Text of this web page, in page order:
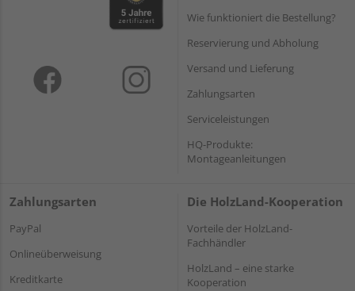
Wie funktioniert die Bestellung?
Reservierung und Abholung
Versand und Lieferung
Zahlungsarten
Serviceleistungen
HQ-Produkte:
Montageanleitungen
Zahlungsarten
PayPal
Onlineüberweisung
Kreditkarte
Die HolzLand-Kooperation
Vorteile der HolzLand-
Fachhändler
HolzLand – eine starke
Kooperation